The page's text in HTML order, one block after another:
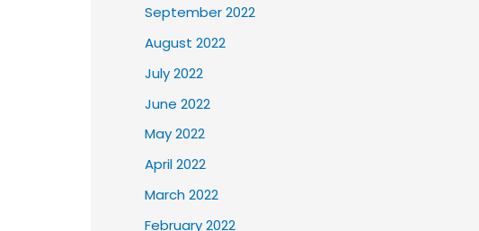
September 2022
August 2022
July 2022
June 2022
May 2022
April 2022
March 2022
February 2022